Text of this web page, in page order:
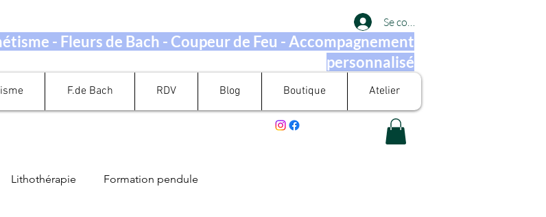
Se connecter
- Fleurs de Bach - Coupeur de Feu - Accompagnement
personnalisé
F.de Bach RDV Blog Boutique Atelier
Lithothérapie Formation pendule